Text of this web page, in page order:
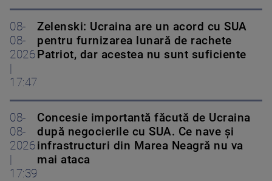
08-
08-
2026
|
17:47
Zelenski: Ucraina are un acord cu SUA
pentru furnizarea lunară de rachete
Patriot, dar acestea nu sunt suficiente
08-
08-
2026
|
17:39
Concesie importantă făcută de Ucraina
după negocierile cu SUA. Ce nave şi
infrastructuri din Marea Neagră nu va
mai ataca